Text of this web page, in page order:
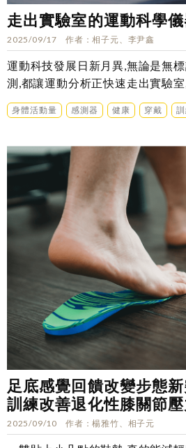
走出實驗室的運動科學
2025/09/17 作者 相子元、李尹鑫
運動科技發展日新月異,無論是無
測,都讓運動分析正快速走出實驗
動科技的發展現況與趨勢是……
身體活動量 感測器 健康 穿戴
足底感覺回饋改變步態
訓練改善退化性膝關節壓
2025/09/10 作者 楊雅竹、相子元